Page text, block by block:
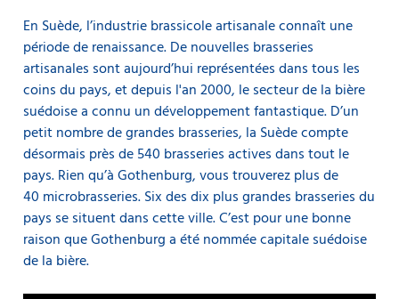
En Suède, l’industrie brassicole artisanale connaît une
période de renaissance. De nouvelles brasseries
artisanales sont aujourd’hui représentées dans tous les
coins du pays, et depuis l'an 2000, le secteur de la bière
suédoise a connu un développement fantastique. D’un
petit nombre de grandes brasseries, la Suède compte
désormais près de 540 brasseries actives dans tout le
pays. Rien qu’à Gothenburg, vous trouverez plus de
40 microbrasseries. Six des dix plus grandes brasseries du
pays se situent dans cette ville. C’est pour une bonne
raison que Gothenburg a été nommée capitale suédoise
de la bière.